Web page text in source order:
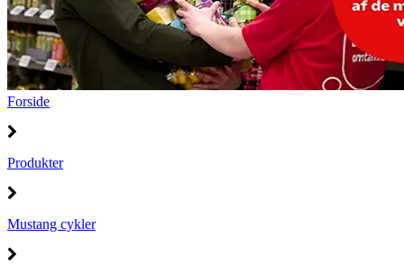
Forside
Produkter
Mustang cykler